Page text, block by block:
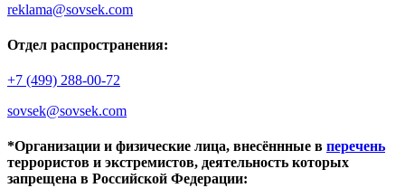
reklama@sovsek.com
Отдел распространения:
+7 (499) 288-00-72
sovsek@sovsek.com
*Организации и физические лица, внесённные в перечень
террористов и экстремистов, деятельность которых
запрещена в Российской Федерации: